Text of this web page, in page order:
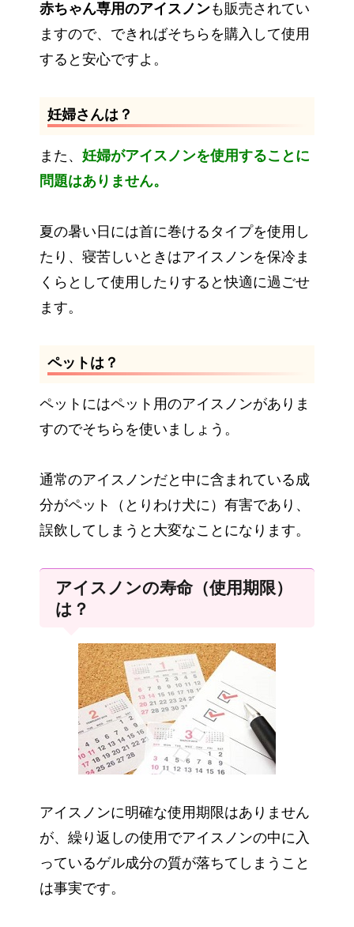
赤ちゃん専用のアイスノンも販売されてい
ますので、できればそちらを購入して使用
すると安心ですよ。
妊婦さんは？
また、 妊婦がアイスノンを使用することに
問題はありません。
夏の暑い日には首に巻けるタイプを使用し
たり、寝苦しいときはアイスノンを保冷ま
くらとして使用したりすると快適に過ごせ
ます。
ペットは？
ペットにはペット用のアイスノンがありま
すのでそちらを使いましょう。
通常のアイスノンだと中に含まれている成
分がペット（とりわけ犬に）有害であり、
誤飲してしまうと大変なことになります。
アイスノンの寿命（使用期限）
は？
アイスノンに明確な使用期限はありません
が、繰り返しの使用でアイスノンの中に入
っているゲル成分の質が落ちてしまうこと
は事実です。